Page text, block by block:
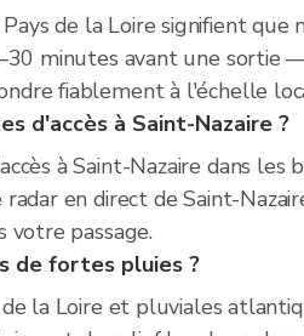
de la Loire signifient
minutes avant une
fiablement à l'échelle
d'accès à Saint-Nazaire ?
à Saint-Nazaire dans
en direct de Saint-
votre passage.
de fortes pluies ?
la Loire et pluviales